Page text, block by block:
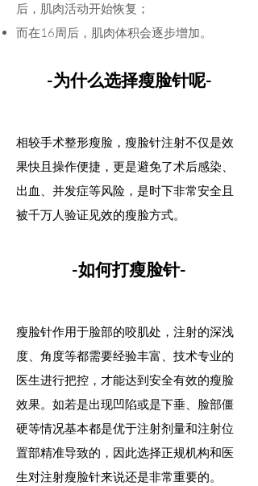
后，肌肉活动开始恢复；
而在16周后，肌肉体积会逐步增加。
-为什么选择瘦脸针呢-
相较手术整形瘦脸，瘦脸针注射不仅是效
果快且操作便捷，更是避免了术后感染、
出血、并发症等风险，是时下非常安全且
被千万人验证见效的瘦脸方式。
-如何打瘦脸针-
瘦脸针作用于脸部的咬肌处，注射的深浅
度、角度等都需要经验丰富、技术专业的
医生进行把控，才能达到安全有效的瘦脸
效果。如若是出现凹陷或是下垂、脸部僵
硬等情况基本都是优于注射剂量和注射位
置部精准导致的，因此选择正规机构和医
生对注射瘦脸针来说还是非常重要的。